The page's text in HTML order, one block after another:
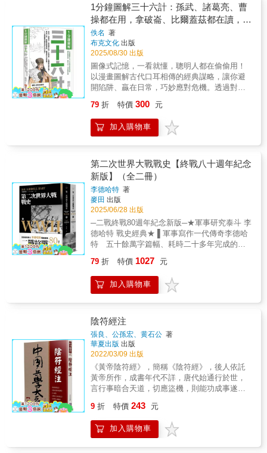
學院的學校裡培養出來，而是遵循在日本有著
近乎神話般地位的《五輪書》來學習、生活與
工作。 & 從幕府時代以來，《五輪書》對日本
武士文化的形成及武士道精神的傳播有著深刻
而巨大的影響。二戰後，為日本企業在激烈的
競爭中提供獲取成功的思想根源。二十世紀九
〇年代，西方學界注意到，正是武士的忠誠、
道德和榮譽感，賦予日本企業的競爭優勢，帶
進西方，備受西方管理學家和商業領袖所推
崇。 & 全書分為地、水、火、風、空五卷，闡
述劍道與兵法的原則、思想、策略，簡單又實
際，不僅對兵法、武術愛好者具有指導意義，
更對企業管理和個人成功有所啟發，以兵法思
維來把握管理之道和事物發展的規律。 & 【地
之卷】 主要對兵法之道進行簡要概括，指出核
心在於掌握工具、熟練技巧、順勢而為，並介
紹此流派的基本觀點，強調學習兵法之道需要
把握的八個法則。 & 【水之卷】 以水為隱喻，
從心態、體態、眼力、手法、姿勢、招式、戰
術等方面介紹技法要點，決勝之道如水到渠
成。 & 【火之卷】 把戰爭比作火勢，成敗在一
瞬間，必須根據戰爭中千變萬化的情況，占據
有利地形，知己知彼，把握先機，出其不意，
攻其不備，克敵制勝。 & 【風之卷】 記載各流
派兵法的風格，有古代風格，也有現代風格，
通過不同流派特點的比較，進而深入了解此流
了兵法的要義，就可以運用自如，體會其中奇
特之處，順應時勢，坦然面對戰局，輕鬆擊敗
敵人。 &
輯。本書因此轉向小國決策層的處境，分析其
如何在政權存續、領土完整、國內壓力與外交
威脅交織之下，將戰爭視為可接受甚至必要的
選項。【理論架構】本書並未以單一理論解釋
所有案例，而是採取「由問題驅動的實用主
義」路徑，整合理性主義、展望理論、威懾理
論、戰略窗口理論與建構主義觀點。作者提出
五項關鍵衝突條件：外國支援、戰略窗口、國
內危機、政權穩定度與異常信念。其中，國內
危機是最重要的必要條件；當政權面臨嚴重內
權，因此戰爭便不再只是魯莽行為，也可能成
為領導者眼中的求生手段。【方法與案例】為
了檢驗上述理論，作者採用定性比較分析法，
九場發展為戰爭。全書進一步選取三個代表案
例深入剖析：一九九○年的伊拉克、一九九二年
的摩爾多瓦，以及一九九九年的塞爾維亞／南
斯拉夫。伊拉克案例展現國內危機與異常信念
如何推動薩達姆侵略科威特；摩爾多瓦案例說
明政權危機與短暫機會窗口如何促成冒險決
策；塞爾維亞案例則呈現外國支援預期、民族
問題與政權存續焦慮如何交織成對抗北約的選
常不會單純因為好戰或誤判而挑戰強國，而是
戰敗風險。若此時又出現外國支援、機會窗
口，或決策層抱有異常信念，非對稱衝突便更
容易爆發。作者強調，弱者的戰爭並非只關乎
軍事力量差距，也關乎決策者如何理解損失、
機會與政權存續。本書的價值在於提供一套從
小國視角出發的分析框架，使讀者重新理解後
冷戰時代區域戰爭與國際危機的起源。【本書
特色】：本書聚焦後冷戰時代常規非對稱衝
突，從小國與非國家政治實體的決策視角出
發，探討弱勢一方為何在實力懸殊下仍選擇挑
戰強權。作者整合理性主義、展望理論、機會
窗口、外國支援、國內危機與異常信念等因
素，並運用定性比較分析法，結合伊拉克、摩
爾多瓦、塞爾維亞等案例，建立理解非對稱戰
爭起源的多層架構。
1分鐘圖解三十六計：孫武、諸葛亮、曹
操都在用，拿破崙、比爾蓋茲都在讀，看
透人性，輕鬆掌握商場、職場與生活智
慧，人人都能靈活運用的生存計謀！
佚名 著
布克文化 出版
2025/08/30 出版
圖像式記憶，一看就懂，聰明人都在偷偷用！
以漫畫圖解古代口耳相傳的經典謀略，讓你避
開陷阱、贏在日常，巧妙應對危機。透過對經
默，漫畫輕鬆有趣，將晦澀難懂的歷史知識變
得充滿趣味。．瞞天過海：連唐太宗都被
騙！．隔岸觀火：讓你坐享漁翁之利！．假痴
陷阱。這是《三十六計》帶給我們的重要啟
示，也是現代人所要修練的智慧之一。．被人
冤枉了怎麼辦？→第30計：反客為主——掌握
主導權，成為掌控者1.沉著冷靜，找到對方破
綻。2.反客為主，替自己洗清冤屈。．在競爭
中處於弱勢時怎麼辦？→第4計：以逸待勞——
讓你躺著也能贏1.積蓄力量，適時出擊。2.以逸
待勞，反敗為勝。．在職場中要「選邊站」
嗎？→第9計：隔岸觀火——暫避鋒芒，尋找最
佳時機1. 先靜觀其變，不要隨意選邊站。2. 隔
中的瑰寶，古書上有「用兵如孫子，策謀三十
六」的稱讚。《三十六計》是根據中國古代卓
越的軍事思想和豐富的戰爭經驗總結而成的兵
收錄了三十六個計謀，這三十六個計謀又分為
六個主題，分別是「勝戰計」、「敵戰計」、
「攻戰計」、「混戰計」、「並戰計」、「敗
戰計」。《三十六計》匯集了古代戰爭中的各
種策略和智慧，提供了應對複雜局面的豐富方
法。因此，歷史上很多戰爭都採用了《三十六
計》中的智慧。比如三國時期，蜀國城中只有
攻打，諸葛亮無奈之下便想出了「空城計」這
一計策。諸葛亮讓士兵敞開大門，不慌不忙地
站在城墻上等待著敵軍，使敵軍因摸不清自己
的實力而不敢攻打城池，成功使敵軍撤退；在
79 折 特價 300 元
加入購物車
第二次世界大戰戰史【終戰八十週年紀念
新版】（全二冊）
李德哈特 著
麥田 出版
2025/06/28 出版
─二戰終戰80週年紀念新版─★軍事研究泰斗 李
德哈特 戰史經典★ ▌軍事寫作一代傳奇李德哈
特 五十餘萬字篇幅、耗時二十多年完成的傳
家 鈕先鍾 經典譯本▌最全面的二戰戰史，軍
武迷不容錯過的軍事史名著 「如果希望和平，
就應了解戰爭。」──李德哈特 第二次世界
生命財產的損失，再無其他戰爭堪與比擬；其
所造成的衝擊和影響，更是全面而深遠，至今
仍值得我們加以關注、省思。在汗牛充棟的二
戰戰爭史著作中，李德哈特的《第二次世界大
戰戰史》無疑是其中最具通盤關照的權威作
品。其憑藉個人的軍事經歷、豐富的資料文
件、與當事人的訪談紀錄，加上二十多年的殫
思勤耕，終於完成這部翔實精闢的成熟鉅
著。 本書以編年體寫成，由一九三九年德
及鉅細靡遺的戰況陳述，分析二戰期間大小戰
役之成敗因素。此外，李德哈特也側寫各國名
將在戰場上的用兵之道，更針砭參戰諸國採取
79 折 特價 1027 元
加入購物車
陰符經注
張良、公孫宏、黄石公 著
華夏出版 出版
2022/03/09 出版
《黃帝陰符經》，簡稱《陰符經》，後人依託
黃帝所作，成書年代不詳，唐代始通行於世，
言行事暗合天道，切應盜機，則能功成事遂。
作三章，另有三百餘字本，各傳本字數有所增
減，分章或不分章者皆有。
9 折 特價 243 元
加入購物車